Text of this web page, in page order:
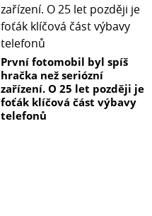
První fotomobil byl spíš
hračka než seriózní
zařízení. O 25 let později je
foťák klíčová část výbavy
telefonů